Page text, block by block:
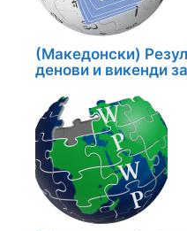
(Македонски)
денови и викенди